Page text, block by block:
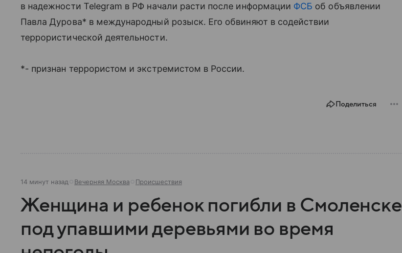
в надежности Telegram в РФ начали расти после информации ФСБ об объявлении
Павла Дурова* в международный розыск. Его обвиняют в содействии
террористической деятельности.
*- признан террористом и экстремистом в России.
Поделиться
14 минут назад Вечерняя Москва Происшествия
Женщина и ребенок погибли в Смоленске
под упавшими деревьями во время